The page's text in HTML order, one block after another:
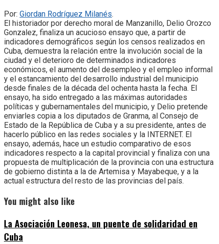
Por: Giordan Rodríguez Milanés.
El historiador por derecho moral de Manzanillo, Delio Orozco
Gonzalez, finaliza un acucioso ensayo que, a partir de
indicadores demográficos según los censos realizados en
Cuba, demuestra la relación entre la involución social de la
ciudad y el deterioro de determinados indicadores
económicos, el aumento del desempleo y el empleo informal
y el estancamiento del desarrollo industrial del municipio
desde finales de la década del ochenta hasta la fecha. El
ensayo, ha sido entregado a las máximas autoridades
políticas y gubernamentales del municipio, y Delio pretende
enviarles copia a los diputados de Granma, al Consejo de
Estado de la República de Cuba y a su presidente, antes de
hacerlo público en las redes sociales y la INTERNET. El
ensayo, además, hace un estudio comparativo de esos
indicadores respecto a la capital provincial y finaliza con una
propuesta de multiplicación de la provincia con una estructura
de gobierno distinta a la de Artemisa y Mayabeque, y a la
actual estructura del resto de las provincias del país.
You might also like
La Asociación Leonesa, un puente de solidaridad en
Cuba